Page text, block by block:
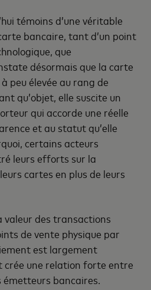
témoins d’une véritable
bancaire, tant d’un point
que
désormais que la carte
peu élevée au rang de
qu’objet, elle suscite un
qui accorde une réelle
et au statut qu’elle
certains acteurs
leurs efforts sur la
cartes en plus de leurs
valeur des transactions
de vente physique par
est largement
crée une relation forte entre
bancaires.